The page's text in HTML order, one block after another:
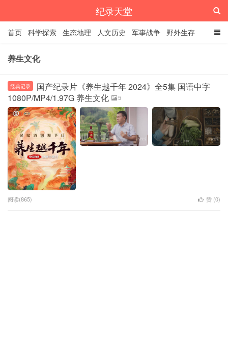
纪录天堂
首页 科学探索 生态地理 人文历史 军事战争 野外生存
经典纪录
养生文化
经典记录
国产纪录片《养生越千年 2024》全5集 国语中字
1080P/MP4/1.97G 养生文化
5
阅读(865) 赞 (0)